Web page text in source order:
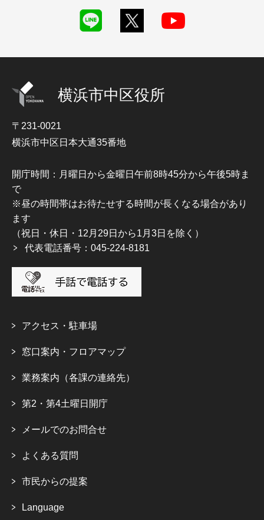
横浜市中区役所
〒231-0021
横浜市中区日本大通35番地
開庁時間：月曜日から金曜日午前8時45分から午後5時ま
で
※昼の時間帯はお待たせする時間が長くなる場合があり
ます
（祝日・休日・12月29日から1月3日を除く）
代表電話番号：045-224-8181
アクセス・駐車場
窓口案内・フロアマップ
業務案内（各課の連絡先）
第2・第4土曜日開庁
メールでのお問合せ
よくある質問
市民からの提案
Language